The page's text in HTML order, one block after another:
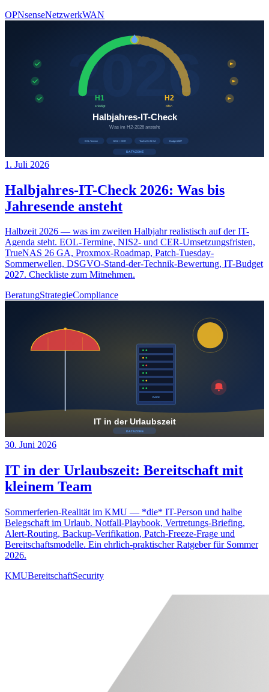
OPNsenseNetzwerkWAN
1. Juli 2026
Halbjahres-IT-Check 2026: Was bis
Jahresende ansteht
Halbzeit 2026 — was im zweiten Halbjahr realistisch auf der IT-
Agenda steht. EOL-Termine, NIS2- und CER-Umsetzungsfristen,
TrueNAS 26 GA, Proxmox-Roadmap, Patch-Tuesday-
Sommerwellen, DSGVO-Stand-der-Technik-Bewertung, IT-Budget
2027. Checkliste zum Mitnehmen.
BeratungStrategieCompliance
30. Juni 2026
IT in der Urlaubszeit: Bereitschaft mit
kleinem Team
Sommerferien-Realität im KMU — *die* IT-Person und halbe
Belegschaft im Urlaub. Notfall-Playbook, Vertretungs-Briefing,
Alert-Routing, Backup-Verifikation, Patch-Freeze-Frage und
Bereitschaftsmodelle. Ein ehrlich-praktischer Ratgeber für Sommer
2026.
KMUBereitschaftSecurity